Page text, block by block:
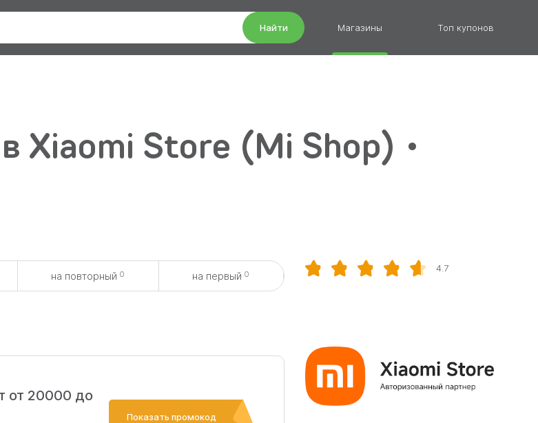
Найти Магазины Топ купонов
Xiaomi Store (Mi Shop) •
на повторный 0 на первый 0
от 20000 до
Показать промокод
4.7